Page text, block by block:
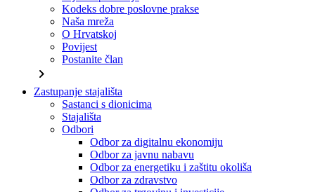
Kodeks dobre poslovne prakse
Naša mreža
O Hrvatskoj
Povijest
Postanite član
chevron_right
Zastupanje stajališta
Sastanci s dionicima
Stajališta
Odbori
Odbor za digitalnu ekonomiju
Odbor za javnu nabavu
Odbor za energetiku i zaštitu okoliša
Odbor za zdravstvo